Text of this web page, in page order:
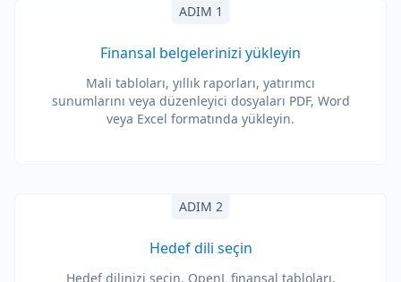
ADIM 1
Finansal belgelerinizi yükleyin
Mali tabloları, yıllık raporları, yatırımcı
sunumlarını veya düzenleyici dosyaları PDF, Word
veya Excel formatında yükleyin.
ADIM 2
Hedef dili seçin
Hedef dilinizi seçin. OpenL finansal tabloları,